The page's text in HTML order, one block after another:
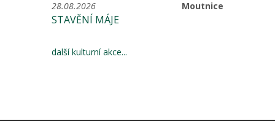
Moutnice
28.08.2026
STAVĚNÍ MÁJE
další kulturní akce...